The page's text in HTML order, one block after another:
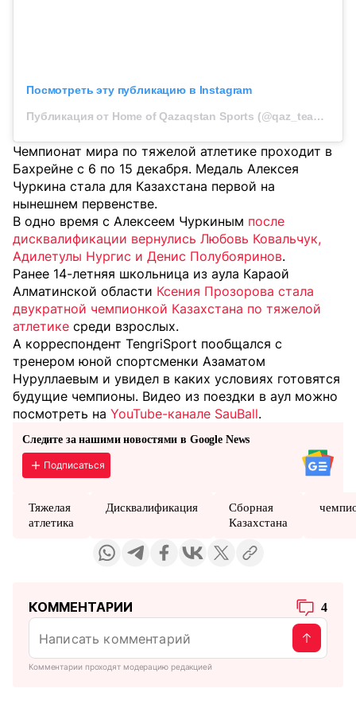
Посмотреть эту публикацию в Instagram
Публикация от Home of Qazaqstan Sports (@qaz_team_official)
Чемпионат мира по тяжелой атлетике проходит в
Бахрейне с 6 по 15 декабря. Медаль Алексея
Чуркина стала для Казахстана первой на
нынешнем первенстве.
В одно время с Алексеем Чуркиным после
дисквалификации вернулись Любовь Ковальчук,
Адилетулы Нургис и Денис Полубояринов.
Ранее 14-летняя школьница из аула Караой
Алматинской области Ксения Прозорова стала
двукратной чемпионкой Казахстана по тяжелой
атлетике среди взрослых.
А корреспондент TengriSport пообщался с
тренером юной спортсменки Азаматом
Нуруллаевым и увидел в каких условиях готовятся
будущие чемпионы. Видео из поездки в аул можно
посмотреть на YouTube-канале SauBall.
Следите за нашими новостями в Google News
Подписаться
Тяжелая
атлетика
Дисквалификация
Сборная
Казахстана
КОММЕНТАРИИ 4
Комментарии проходят модерацию редакцией